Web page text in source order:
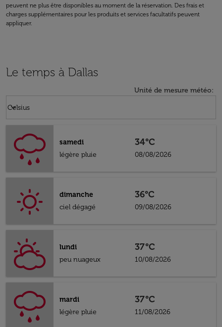
peuvent ne plus être disponibles au moment de la réservation. Des frais et
charges supplémentaires pour les produits et services facultatifs peuvent
appliquer.
Le temps à Dallas
Unité de mesure météo:
Celsius
keyboard_arrow_down
samedi
légère pluie
34°C
08/08/2026
dimanche
ciel dégagé
36°C
09/08/2026
lundi
peu nuageux
37°C
10/08/2026
mardi
légère pluie
37°C
11/08/2026